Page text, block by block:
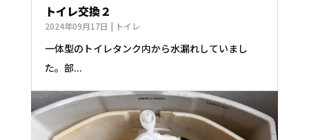
トイレ交換２
2024年09月17日 | トイレ
一体型のトイレタンク内から水漏れしていまし
た。部...